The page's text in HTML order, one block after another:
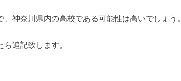
神奈川県内の高校である可能性は高いでしょう。
追記致します。